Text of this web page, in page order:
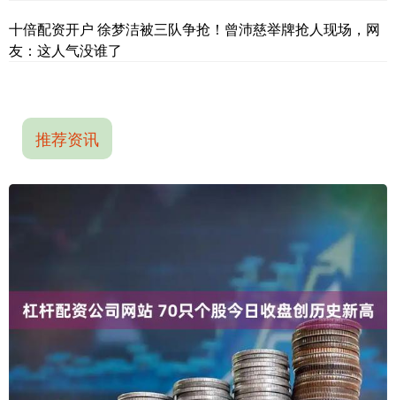
十倍配资开户 徐梦洁被三队争抢！曾沛慈举牌抢人现场，网
友：这人气没谁了
推荐资讯